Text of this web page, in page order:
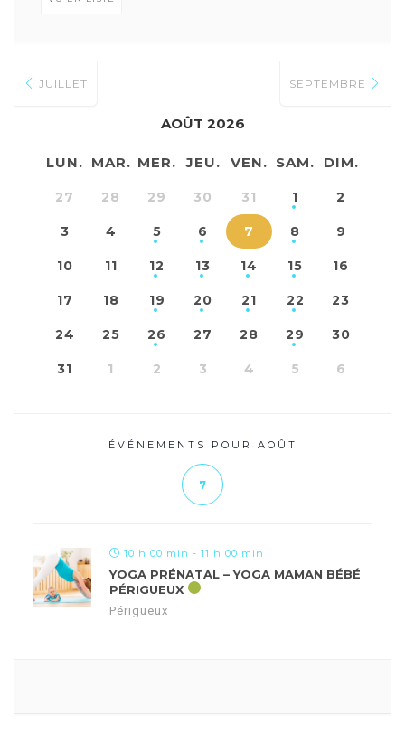
JUILLET
AOÛT 2026
SEPTEMBRE
LUN. MAR. MER. JEU. VEN. SAM. DIM.
27 28 29 30 31 1 2
3 4 5 6 7 8 9
10 11 12 13 14 15 16
17 18 19 20 21 22 23
24 25 26 27 28 29 30
31 1 2 3 4 5 6
ÉVÉNEMENTS POUR AOÛT
7
10 h 00 min - 11 h 00 min
YOGA PRÉNATAL – YOGA MAMAN BÉBÉ
PÉRIGUEUX
Périgueux